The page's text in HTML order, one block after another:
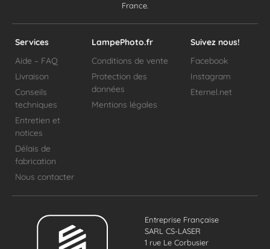
France.
Services
Aide – FAQ
Livraison
Conseils
techniques
Entretien et
notices
Délais de
fabrication
Nous contacter
LampePhoto.fr
Conditions de vente
Protection des
données
Mentions légales
Suivez nous!
Facebook
Instagram
Eternel.net
Entreprise Française
SARL CS-LASER
1 rue Le Corbusier